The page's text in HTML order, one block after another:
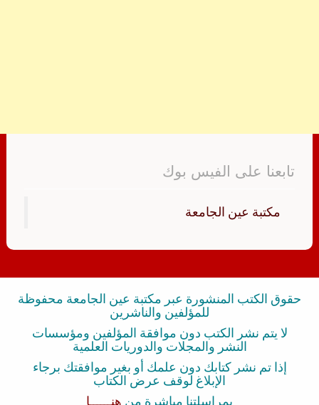
تابعنا على الفيس بوك
‏مكتبة عين الجامعة‏
حقوق الكتب المنشورة عبر مكتبة عين الجامعة محفوظة
للمؤلفين والناشرين
لا يتم نشر الكتب دون موافقة المؤلفين ومؤسسات
النشر والمجلات والدوريات العلمية
إذا تم نشر كتابك دون علمك أو بغير موافقتك برجاء
الإبلاغ لوقف عرض الكتاب
بمراسلتنا مباشرة من هنــــــا